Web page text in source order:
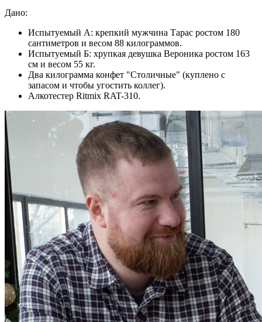
Дано:
Испытуемый А: крепкий мужчина Тарас ростом 180
сантиметров и весом 88 килограммов.
Испытуемый Б: хрупкая девушка Вероника ростом 163
см и весом 55 кг.
Два килограмма конфет "Столичные"‎ (куплено с
запасом и чтобы угостить коллег).
Алкотестер Ritmix RAT-310.